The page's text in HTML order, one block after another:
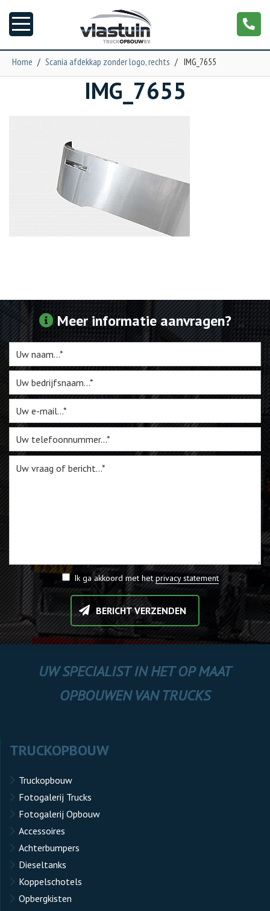
Te Koop
Miniatuur
Vacatures
Contact
Home / Scania afdekkap zonder logo, rechts / IMG_7655
IMG_7655
Meer informatie aanvragen?
Ik ga akkoord met hetprivacy statement
BERICHT VERZENDEN
UW SPECIALIST IN HET OP MAAT
OPBOUWEN VAN TRUCKS
TRUCKOPBOUW
Truckopbouw
Fotogalerij Trucks
Fotogalerij Opbouw
Accessoires
Achterbumpers
Dieseltanks
Koppelschotels
Opbergkisten